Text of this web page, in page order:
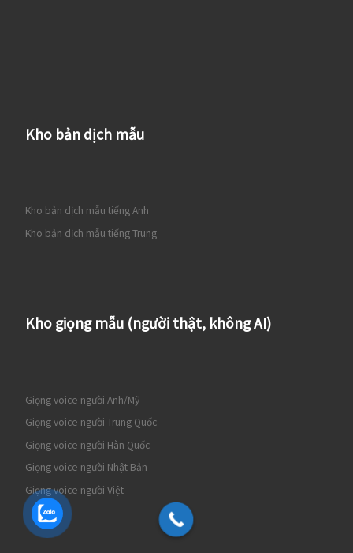
Kho bản dịch mẫu
Kho bản dịch mẫu tiếng Anh
Kho bản dịch mẫu tiếng Trung
Kho giọng mẫu (người thật, không AI)
Giọng voice người Anh/Mỹ
Giọng voice người Trung Quốc
Giọng voice người Hàn Quốc
Giọng voice người Nhật Bản
Giọng voice người Việt